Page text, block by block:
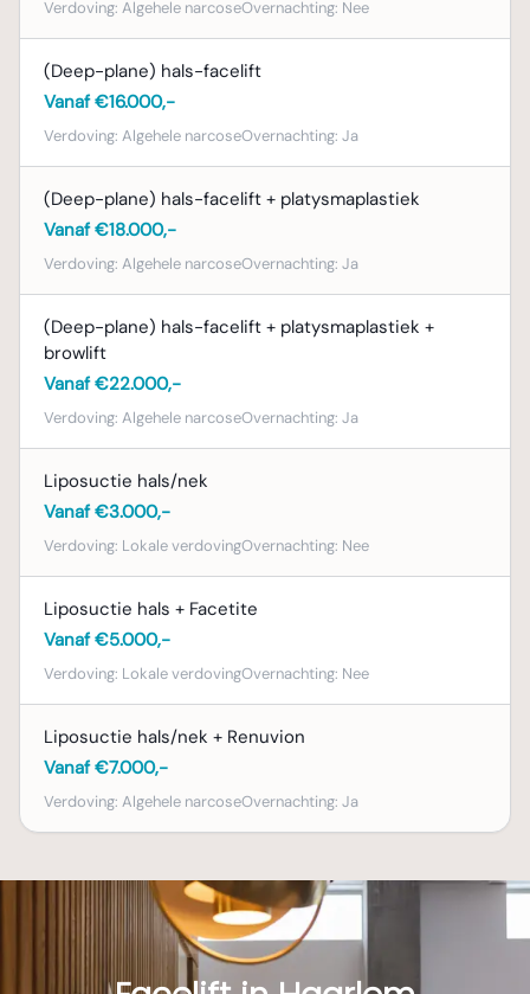
Verdoving: Algehele narcoseOvernachting: Nee
(Deep-plane) hals-facelift
Vanaf €16.000,-
Verdoving: Algehele narcoseOvernachting: Ja
(Deep-plane) hals-facelift + platysmaplastiek
Vanaf €18.000,-
Verdoving: Algehele narcoseOvernachting: Ja
(Deep-plane) hals-facelift + platysmaplastiek +
browlift
Vanaf €22.000,-
Verdoving: Algehele narcoseOvernachting: Ja
Liposuctie hals/nek
Vanaf €3.000,-
Verdoving: Lokale verdovingOvernachting: Nee
Liposuctie hals + Facetite
Vanaf €5.000,-
Verdoving: Lokale verdovingOvernachting: Nee
Liposuctie hals/nek + Renuvion
Vanaf €7.000,-
Verdoving: Algehele narcoseOvernachting: Ja